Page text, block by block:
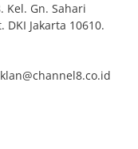
Kel. Gn. Sahari
DKI Jakarta 10610.